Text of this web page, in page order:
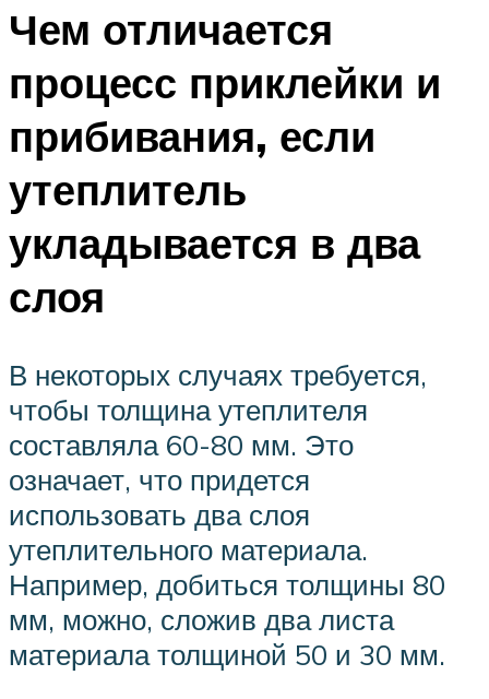
Чем отличается
процесс приклейки и
прибивания, если
утеплитель
укладывается в два
слоя
В некоторых случаях требуется,
чтобы толщина утеплителя
составляла 60-80 мм. Это
означает, что придется
использовать два слоя
утеплительного материала.
Например, добиться толщины 80
мм, можно, сложив два листа
материала толщиной 50 и 30 мм.